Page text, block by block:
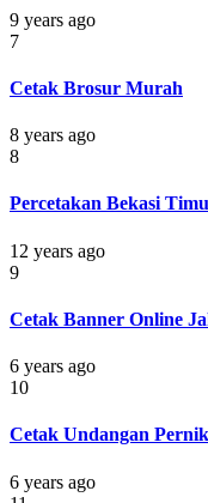
9 years ago
7
Cetak Brosur Murah
8 years ago
8
Percetakan Bekasi
12 years ago
9
Cetak Banner Online
6 years ago
10
Cetak Undangan
6 years ago